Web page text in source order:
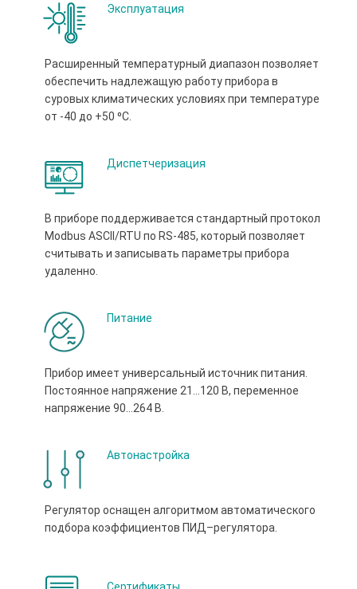
Эксплуатация
Расширенный температурный диапазон позволяет
обеспечить надлежащую работу прибора в
суровых климатических условиях при температуре
от -40 до +50 ⁰С.
Диспетчеризация
В приборе поддерживается стандартный протокол
Modbus ASCII/RTU по RS-485, который позволяет
считывать и записывать параметры прибора
удаленно.
Питание
Прибор имеет универсальный источник питания.
Постоянное напряжение 21…120 В, переменное
напряжение 90...264 В.
Автонастройка
Регулятор оснащен алгоритмом автоматического
подбора коэффициентов ПИД–регулятора.